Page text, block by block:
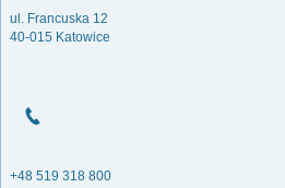
ul. Francuska 12
40-015 Katowice
+48 519 318 800